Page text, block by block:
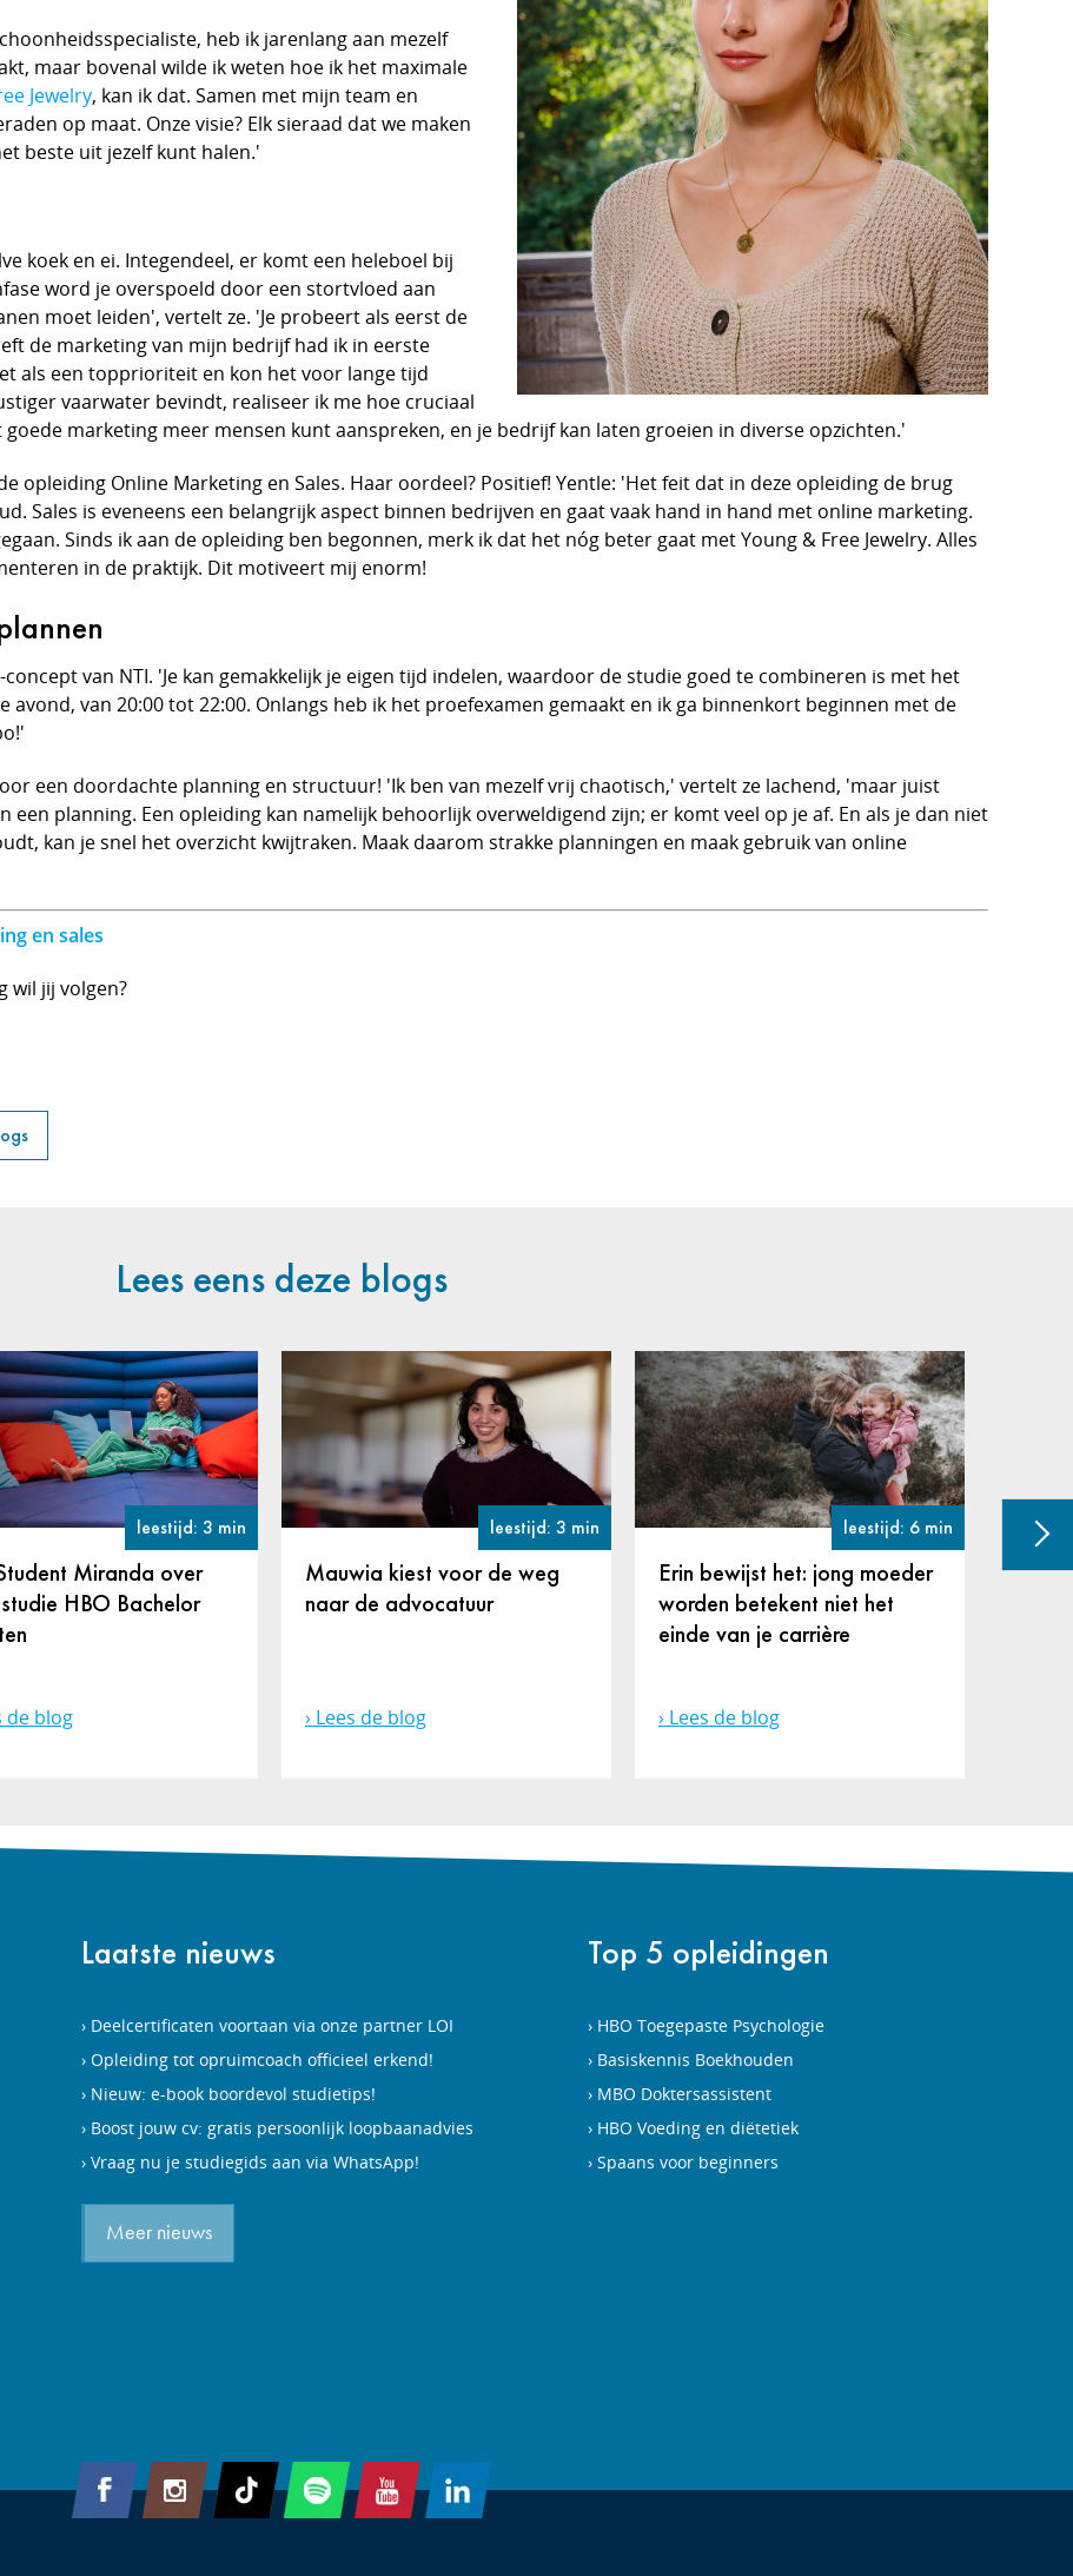
heb ik jarenlang aan mezelf
maar bovenal wilde ik weten hoe ik het maximale
Jewelry, kan ik dat. Samen met mijn team en
op maat. Onze visie? Elk sieraad dat we maken
beste uit jezelf kunt halen.'
koek en ei. Integendeel, er komt een heleboel bij
word je overspoeld door een stortvloed aan
moet leiden', vertelt ze. 'Je probeert als eerst de
de marketing van mijn bedrijf had ik in eerste
als een topprioriteit en kon het voor lange tijd
vaarwater bevindt, realiseer ik me hoe cruciaal
marketing meer mensen kunt aanspreken, en je bedrijf kan laten groeien in diverse opzichten.'
opleiding Online Marketing en Sales. Haar oordeel? Positief! Yentle: 'Het feit dat in deze opleiding de brug
Sales is eveneens een belangrijk aspect binnen bedrijven en gaat vaak hand in hand met online marketing.
Sinds ik aan de opleiding ben begonnen, merk ik dat het nóg beter gaat met Young & Free Jewelry. Alles
in de praktijk. Dit motiveert mij enorm!
van NTI. 'Je kan gemakkelijk je eigen tijd indelen, waardoor de studie goed te combineren is met het
van 20:00 tot 22:00. Onlangs heb ik het proefexamen gemaakt en ik ga binnenkort beginnen met de
een doordachte planning en structuur! 'Ik ben van mezelf vrij chaotisch,' vertelt ze lachend, 'maar juist
een planning. Een opleiding kan namelijk behoorlijk overweldigend zijn; er komt veel op je af. En als je dan niet
kan je snel het overzicht kwijtraken. Maak daarom strakke planningen en maak gebruik van online
en sales
wil jij volgen?
Next
Lees eens deze blogs
leestijd: 3 min
Miranda over
HBO Bachelor
de blog
leestijd: 3 min
Mauwia kiest voor de weg
naar de advocatuur
Lees de blog
leestijd: 6 min
Erin bewijst het: jong moeder
worden betekent niet het
einde van je carrière
Lees de blog
Laatste nieuws
Deelcertificaten voortaan via onze partner LOI
Opleiding tot opruimcoach officieel erkend!
Nieuw: e-book boordevol studietips!
Boost jouw cv: gratis persoonlijk loopbaanadvies
Vraag nu je studiegids aan via WhatsApp!
Meer nieuws
Top 5 opleidingen
HBO Toegepaste Psychologie
Basiskennis Boekhouden
MBO Doktersassistent
HBO Voeding en diëtetiek
Spaans voor beginners